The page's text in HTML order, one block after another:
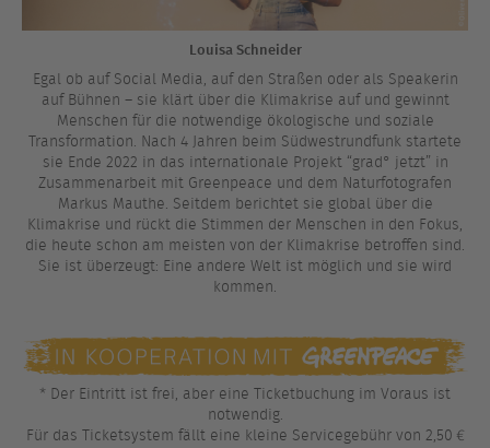
Louisa Schneider
Egal ob auf Social Media, auf den Straßen oder als Speakerin
auf Bühnen – sie klärt über die Klimakrise auf und gewinnt
Menschen für die notwendige ökologische und soziale
Transformation. Nach 4 Jahren beim Südwestrundfunk startete
sie Ende 2022 in das internationale Projekt “grad° jetzt” in
Zusammenarbeit mit Greenpeace und dem Naturfotografen
Markus Mauthe. Seitdem berichtet sie global über die
Klimakrise und rückt die Stimmen der Menschen in den Fokus,
die heute schon am meisten von der Klimakrise betroffen sind.
Sie ist überzeugt: Eine andere Welt ist möglich und sie wird
kommen.
* Der Eintritt ist frei, aber eine Ticketbuchung im Voraus ist
notwendig.
Für das Ticketsystem fällt eine kleine Servicegebühr von 2,50 €